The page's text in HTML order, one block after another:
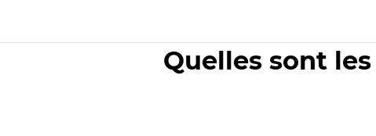
Quelles sont